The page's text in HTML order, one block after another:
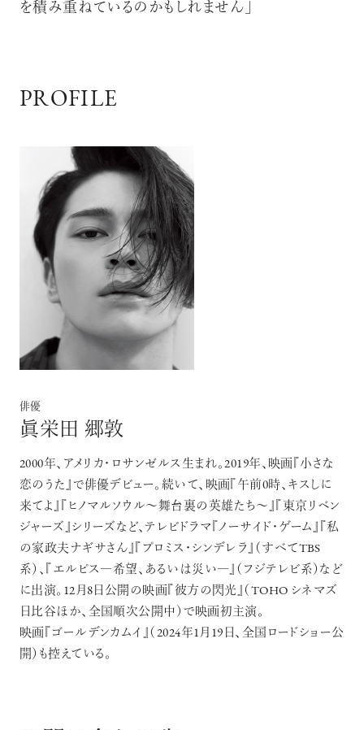
を積み重ねているのかもしれません」
PROFILE
俳優
眞栄田 郷敦
2000年、アメリカ・ロサンゼルス生まれ。2019年、映画『小さな
恋のうた』で俳優デビュー。続いて、映画『午前0時、キスしに
来てよ』『ヒノマルソウル〜舞台裏の英雄たち〜』『東京リベン
ジャーズ』シリーズなど、テレビドラマ『ノーサイド・ゲーム』『私
の家政夫ナギサさん』『プロミス・シンデレラ』（すべてTBS
系）、『エルピス―希望、あるいは災い―』（フジテレビ系）など
に出演。12月8日公開の映画『彼方の閃光』（TOHO シネマズ
日比谷ほか、全国順次公開中）で映画初主演。
映画『ゴールデンカムイ』（2024年1月19日、全国ロードショー公
開）も控えている。